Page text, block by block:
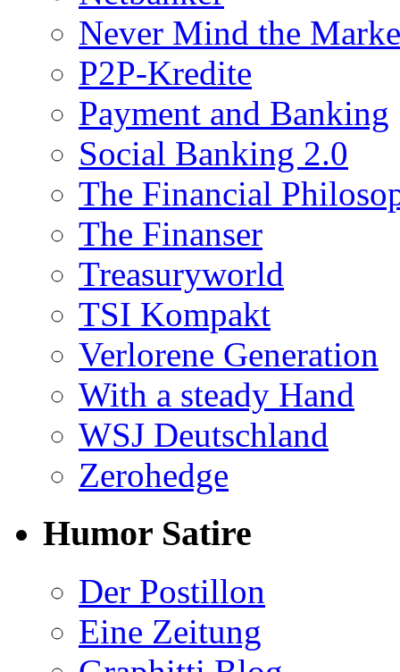
Never Mind the
P2P-Kredite
Payment and Banking
Social Banking 2.0
The Financial
The Finanser
Treasuryworld
TSI Kompakt
Verlorene Generation
With a steady Hand
WSJ Deutschland
Zerohedge
Humor Satire
Der Postillon
Eine Zeitung